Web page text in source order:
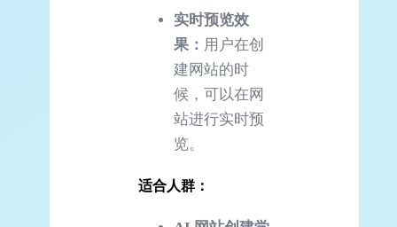
实时预览效
果： 用户在创
建网站的时
候，可以在网
站进行实时预
览。
适合人群：